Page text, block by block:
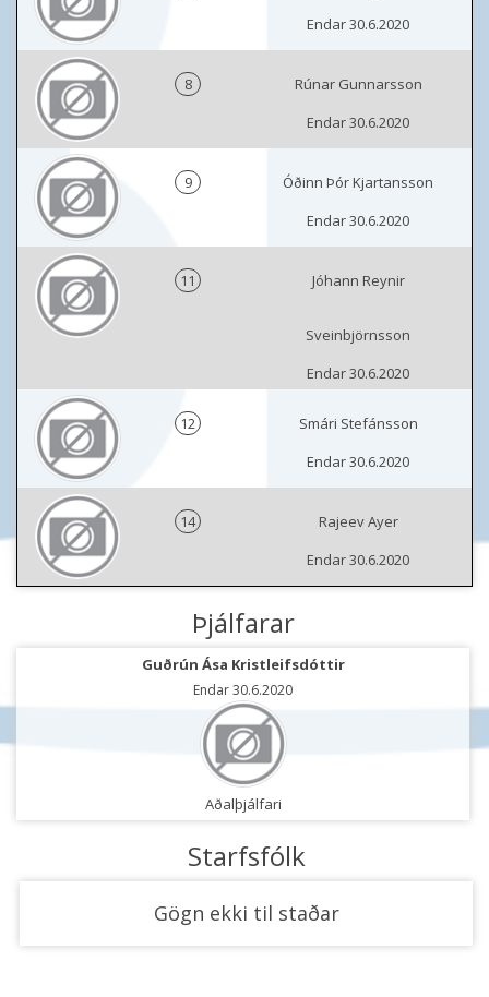
Endar 30.6.2020
8
Rúnar Gunnarsson
Endar 30.6.2020
9
Óðinn Þór Kjartansson
Endar 30.6.2020
11 Jóhann Reynir
Sveinbjörnsson
Endar 30.6.2020
12
Smári Stefánsson
Endar 30.6.2020
14
Rajeev Ayer
Endar 30.6.2020
Þjálfarar
Guðrún Ása Kristleifsdóttir
Endar 30.6.2020
Aðalþjálfari
Starfsfólk
Gögn ekki til staðar